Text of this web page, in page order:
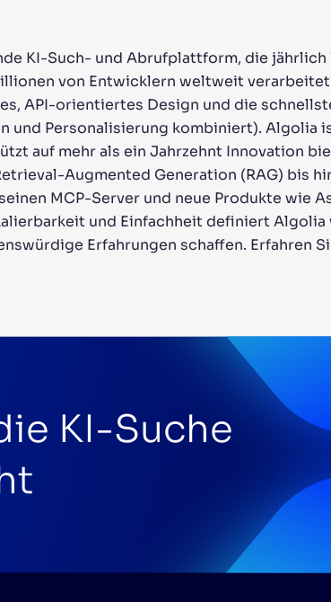
KI-Such- und Abrufplattform, die jährlich
von Entwicklern weltweit
API-orientiertes Design und die
und Personalisierung kombiniert).
auf mehr als ein Jahrzehnt Innovation
Augmented Generation (RAG) bis
MCP-Server und neue Produkte wie
und Einfachheit definiert
Erfahrungen schaffen. Erfahren
KI-Suche